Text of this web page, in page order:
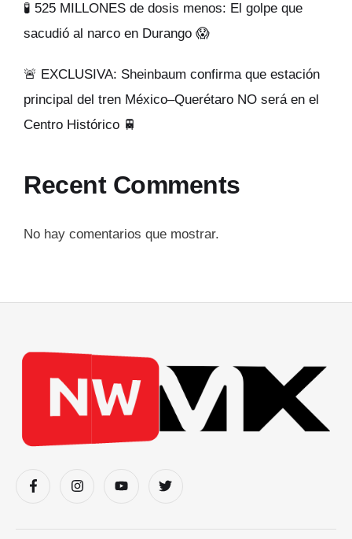
🧪 525 MILLONES de dosis menos: El golpe que
sacudió al narco en Durango 😱
🚨 EXCLUSIVA: Sheinbaum confirma que estación
principal del tren México–Querétaro NO será en el
Centro Histórico 🚆
Recent Comments
No hay comentarios que mostrar.